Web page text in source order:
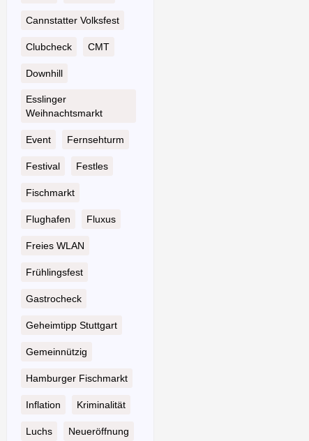
Cannstatter Volksfest
Clubcheck CMT
Downhill
Esslinger
Weihnachtsmarkt
Event Fernsehturm
Festival Festles
Fischmarkt
Flughafen Fluxus
Freies WLAN
Frühlingsfest
Gastrocheck
Geheimtipp Stuttgart
Gemeinnützig
Hamburger Fischmarkt
Inflation Kriminalität
Luchs Neueröffnung